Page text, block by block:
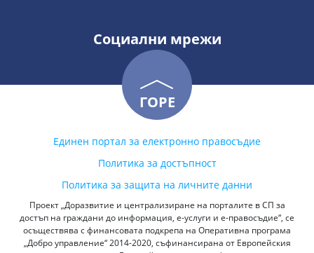
Социални мрежи
ГОРЕ
Единен портал за електронно правосъдие
Политика за достъпност
Политика за защита на личните данни
Проект „Доразвитие и централизиране на порталите в СП за
достъп на граждани до информация, е-услуги и е-правосъдие“, се
осъществява с финансовата подкрепа на Оперативна програма
„Добро управление“ 2014-2020, съфинансирана от Европейския